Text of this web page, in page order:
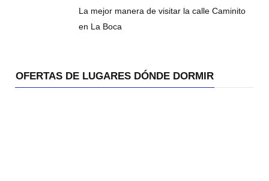
La mejor manera de visitar la calle Caminito
en La Boca
OFERTAS DE LUGARES DÓNDE DORMIR